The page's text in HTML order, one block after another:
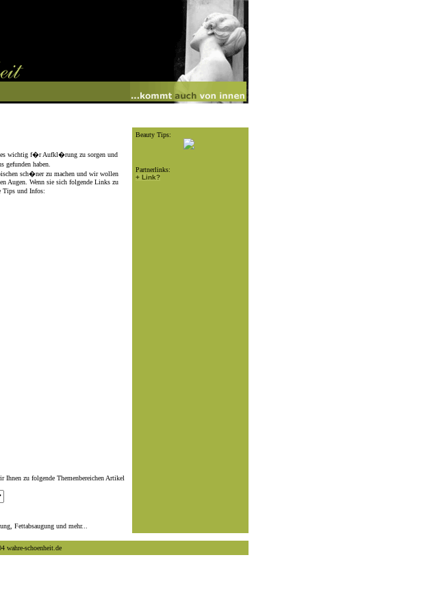
wichtig f�r Aufkl�rung zu sorgen und
gefunden haben.
sch�ner zu machen und wir wollen
Augen. Wenn sie sich folgende Links zu
Tips und Infos:
zu folgende Themenbereichen Artikel
Fettabsaugung und mehr...
Beauty Tips:
Partnerlinks:
+ Link?
wahre-schoenheit.de